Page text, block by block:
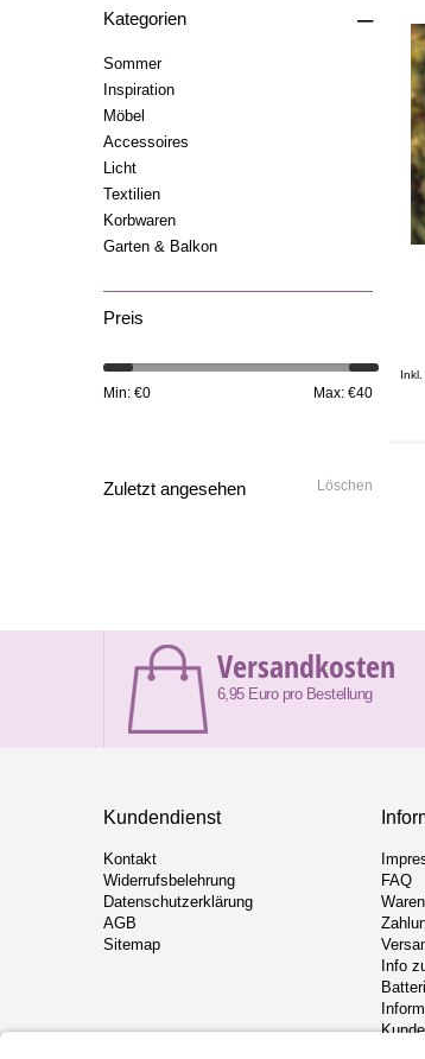
Kategorien –
Sommer
Inspiration
Möbel
Accessoires
Licht
Textilien
Korbwaren
Garten & Balkon
Preis
Min: €0 Max: €40
Zuletzt angesehen Löschen
Versandkosten
6,95 Euro pro Bestellung
Kundendienst
Kontakt
Widerrufsbelehrung
Datenschutzerklärung
AGB
Sitemap
FAQ
Info